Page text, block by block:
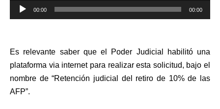
Reproductor
de
00:00 00:00
Es relevante saber que el Poder Judicial habilitó una
plataforma via internet para realizar esta solicitud, bajo el
nombre de “Retención judicial del retiro de 10% de las
AFP”.